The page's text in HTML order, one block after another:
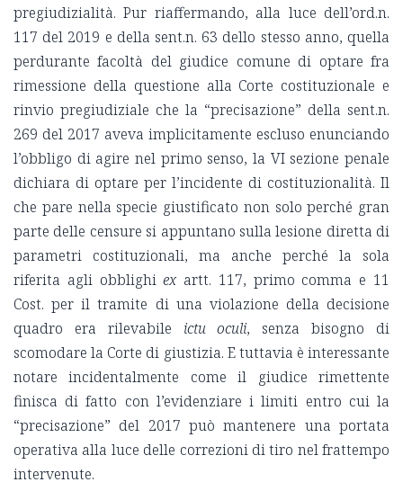
pregiudizialità. Pur riaffermando, alla luce dell’ord.n.
117 del 2019 e della sent.n. 63 dello stesso anno, quella
perdurante facoltà del giudice comune di optare fra
rimessione della questione alla Corte costituzionale e
rinvio pregiudiziale che la “precisazione” della sent.n.
269 del 2017 aveva implicitamente escluso enunciando
l’obbligo di agire nel primo senso, la VI sezione penale
dichiara di optare per l’incidente di costituzionalità. Il
che pare nella specie giustificato non solo perché gran
parte delle censure si appuntano sulla lesione diretta di
parametri costituzionali, ma anche perché la sola
riferita agli obblighiexartt. 117, primo comma e 11
Cost. per il tramite di una violazione della decisione
quadro era rilevabile ictu oculi, senza bisogno di
scomodare la Corte di giustizia. E tuttavia è interessante
notare incidentalmente come il giudice rimettente
finisca di fatto con l’evidenziare i limiti entro cui la
“precisazione” del 2017 può mantenere una portata
operativa alla luce delle correzioni di tiro nel frattempo
intervenute.